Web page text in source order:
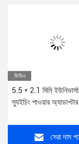
ভিডিও
5.5 * 2.1 মিমি
স্যুইচিং পাওয়ার
ইইউ / ইউকে / এইউ
সেরা দাম